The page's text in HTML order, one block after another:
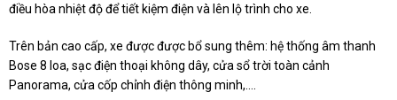
điều hòa nhiệt độ để tiết kiệm điện và lên lộ trình cho xe.
Trên bản cao cấp, xe được được bổ sung thêm: hệ thống âm thanh
Bose 8 loa, sạc điện thoại không dây, cửa sổ trời toàn cảnh
Panorama, cửa cốp chỉnh điện thông minh,….